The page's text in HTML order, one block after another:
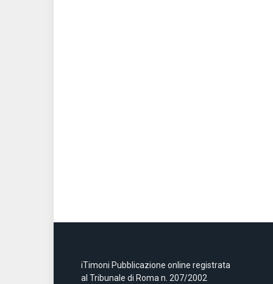
iTimoni Pubblicazione online registrata
al Tribunale di Roma n. 207/2002